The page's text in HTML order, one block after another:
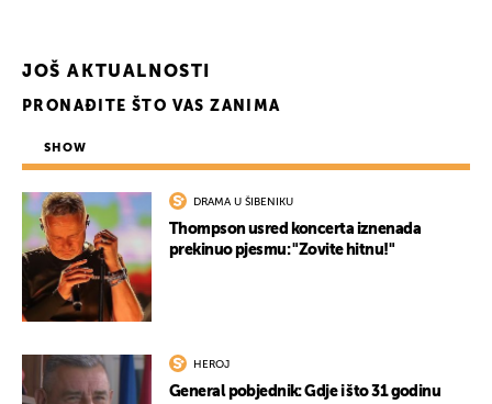
JOŠ AKTUALNOSTI
PRONAĐITE ŠTO VAS ZANIMA
SHOW
DRAMA U ŠIBENIKU
Thompson usred koncerta iznenada
prekinuo pjesmu: "Zovite hitnu!"
HEROJ
General pobjednik: Gdje i što 31 godinu